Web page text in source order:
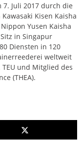
7. Juli 2017 durch die
Kisen Kaisha
Nippon Yusen Kaisha
in Singapur
Diensten in 120
weltweit
und Mitglied des
(THEA).